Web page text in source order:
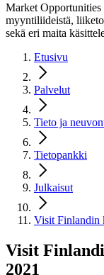
Market Opportunities
myyntiliideistä,
sekä eri maita
Etusivu
Palvelut
Tieto ja
Tietopankki
Julkaisut
Visit Finlandin
Visit
2021